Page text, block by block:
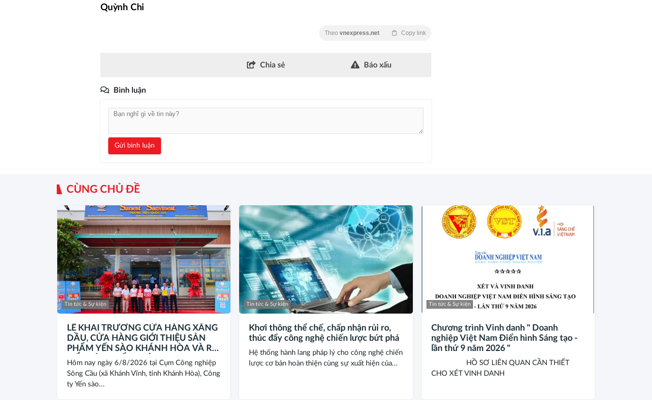
Quỳnh Chi
Theo vnexpress.net Copy link
Chia sẻ Báo xấu
Bình luận
Gửi bình luận
CÙNG CHỦ ĐỀ
Tin tức & Sự kiện
LỄ KHAI TRƯƠNG CỬA HÀNG XĂNG
DẦU, CỬA HÀNG GIỚI THIỆU SẢN
PHẨM YẾN SÀO KHÁNH HÒA VÀ RA
MẮT SẢN PHẨM MỚI
SANEST/SANVINEST SVN79
Hôm nay ngày 6/8/2026 tại Cụm Công nghiệp
Sông Cầu (xã Khánh Vĩnh, tỉnh Khánh Hòa), Công
ty Yến sào...
Tin tức & Sự kiện
Khơi thông thể chế, chấp nhận rủi ro,
thúc đẩy công nghệ chiến lược bứt phá
Hệ thống hành lang pháp lý cho công nghệ chiến
lược cơ bản hoàn thiện cùng sự xuất hiện của...
Tin tức & Sự kiện
Chương trình Vinh danh " Doanh
nghiệp Việt Nam Điển hình Sáng tạo -
lần thứ 9 năm 2026 "
HỒ SƠ LIÊN QUAN CẦN THIẾT
CHO XÉT VINH DANH